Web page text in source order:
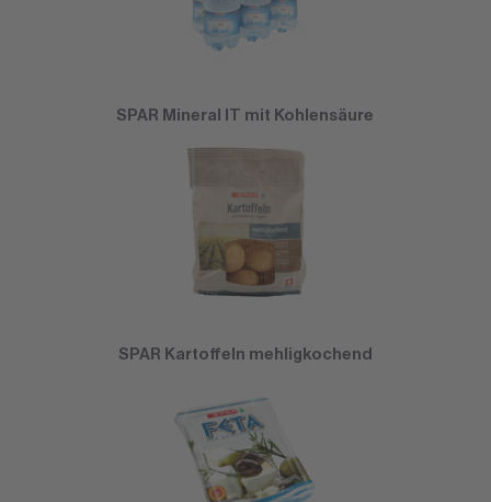
SPAR Mineral IT mit Kohlensäure
SPAR Kartoffeln mehligkochend